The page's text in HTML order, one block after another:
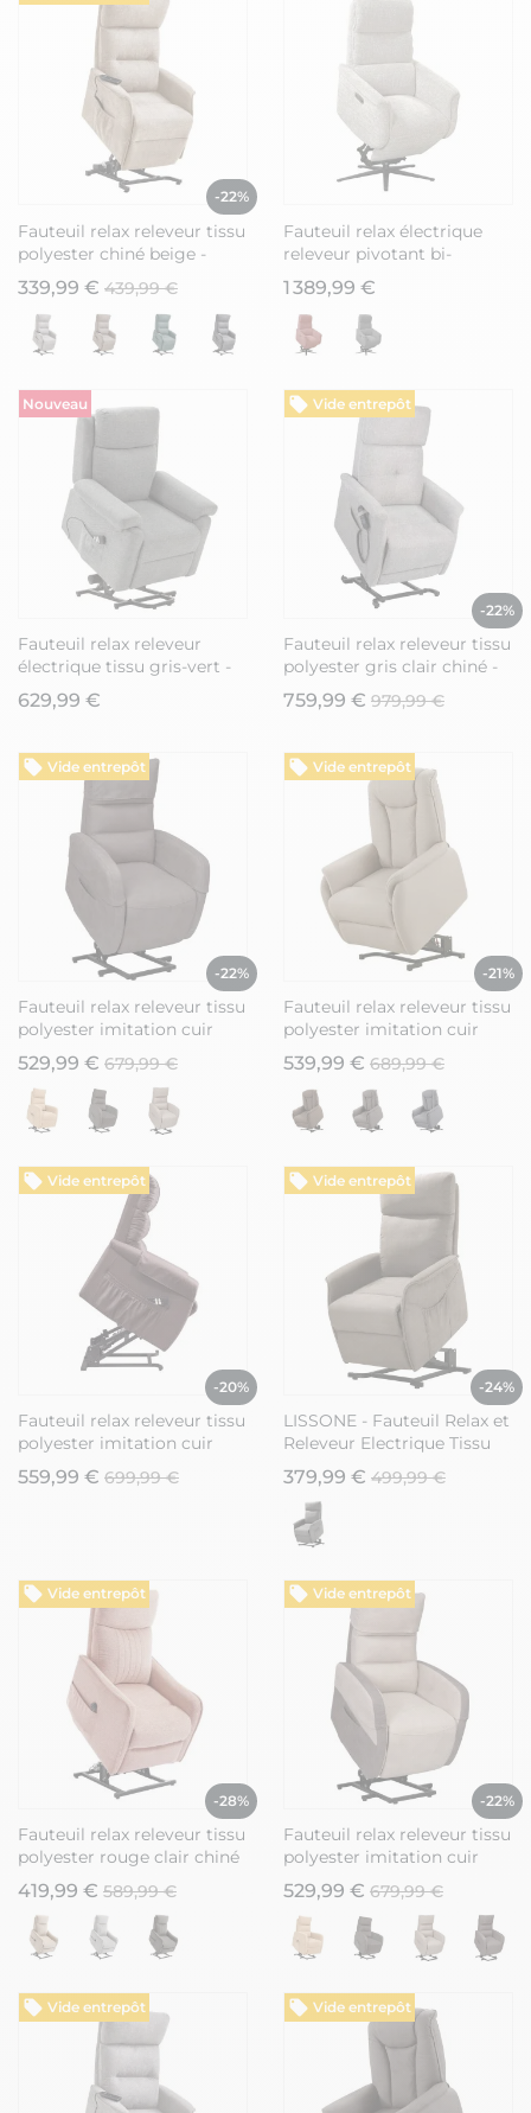
-22%
Fauteuil relax releveur tissu
polyester chiné beige -
SALVADOR
339,99 € 439,99 €
Fauteuil relax électrique
releveur pivotant bi-
moteur tissu croisé beige
clair - WILLY
1 389,99 €
Nouveau
Fauteuil relax releveur
électrique tissu gris-vert -
MACIANA
629,99 €
Vide entrepôt
-22%
Fauteuil relax releveur tissu
polyester gris clair chiné -
PRAGUE
759,99 € 979,99 €
Vide entrepôt
-22%
Fauteuil relax releveur tissu
polyester imitation cuir
gris - NYMPHAEA
529,99 € 679,99 €
Vide entrepôt
-21%
Fauteuil relax releveur tissu
polyester imitation cuir
taupe - PANAME
539,99 € 689,99 €
Vide entrepôt
-20%
Fauteuil relax releveur tissu
polyester imitation cuir
brun - ADRIAN
559,99 € 699,99 €
Vide entrepôt
-24%
LISSONE - Fauteuil Relax et
Releveur Electrique Tissu
Taupe
379,99 € 499,99 €
Vide entrepôt
-28%
Fauteuil relax releveur tissu
polyester rouge clair chiné
- BETTA
419,99 € 589,99 €
Vide entrepôt
-22%
Fauteuil relax releveur tissu
polyester imitation cuir
gris et beige - NYMPHAEA
529,99 € 679,99 €
Vide entrepôt Vide entrepôt